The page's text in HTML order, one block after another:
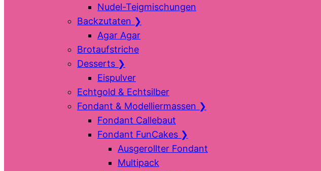
Nudel-Teigmischungen
Backzutaten ❯
Agar Agar
Brotaufstriche
Desserts ❯
Eispulver
Echtgold & Echtsilber
Fondant & Modelliermassen ❯
Fondant Callebaut
Fondant FunCakes ❯
Ausgerollter Fondant
Multipack